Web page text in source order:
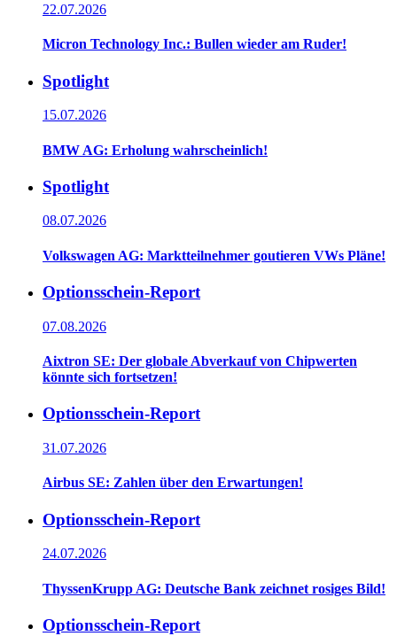
22.07.2026
Micron Technology Inc.: Bullen wieder am Ruder!
Spotlight
15.07.2026
BMW AG: Erholung wahrscheinlich!
Spotlight
08.07.2026
Volkswagen AG: Marktteilnehmer goutieren VWs Pläne!
Optionsschein-Report
07.08.2026
Aixtron SE: Der globale Abverkauf von Chipwerten
könnte sich fortsetzen!
Optionsschein-Report
31.07.2026
Airbus SE: Zahlen über den Erwartungen!
Optionsschein-Report
24.07.2026
ThyssenKrupp AG: Deutsche Bank zeichnet rosiges Bild!
Optionsschein-Report